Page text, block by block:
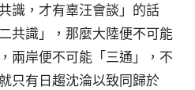
識，才有辜汪會談」的話
共識」，那麼大陸便不可能
兩岸便不可能「三通」，不
只有日趨沈淪以致同歸於